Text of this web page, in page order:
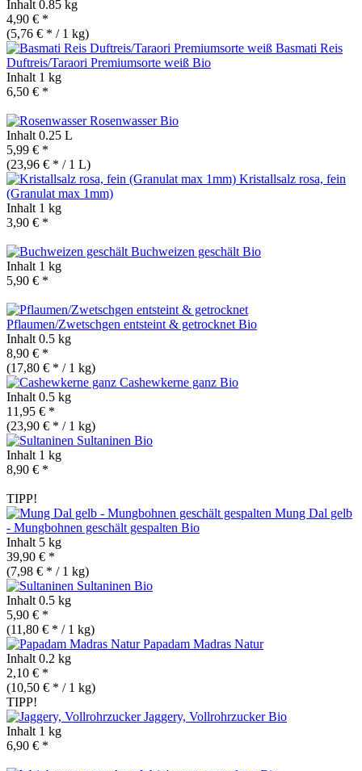
Inhalt 0.85 kg
4,90 € *
(5,76 € * / 1 kg)
Basmati Reis
Duftreis/Taraori Premiumsorte weiß Bio
Inhalt 1 kg
6,50 € *
RosenwasserBio
Inhalt 0.25 L
5,99 € *
(23,96 € * / 1 L)
Kristallsalz rosa, fein
(Granulat max 1mm)
Inhalt 1 kg
3,90 € *
Buchweizen geschält Bio
Inhalt 1 kg
5,90 € *
Pflaumen/Zwetschgen entsteint & getrocknet Bio
Inhalt 0.5 kg
8,90 € *
(17,80 € * / 1 kg)
Cashewkerne ganz Bio
Inhalt 0.5 kg
11,95 € *
(23,90 € * / 1 kg)
Sultaninen Bio
Inhalt 1 kg
8,90 € *
TIPP!
Mung Dal gelb
- Mungbohnen geschält gespalten Bio
Inhalt 5 kg
39,90 € *
(7,98 € * / 1 kg)
Sultaninen Bio
Inhalt 0.5 kg
5,90 € *
(11,80 € * / 1 kg)
Papadam Madras Natur
Inhalt 0.2 kg
2,10 € *
(10,50 € * / 1 kg)
TIPP!
Jaggery, VollrohrzuckerBio
Inhalt 1 kg
6,90 € *